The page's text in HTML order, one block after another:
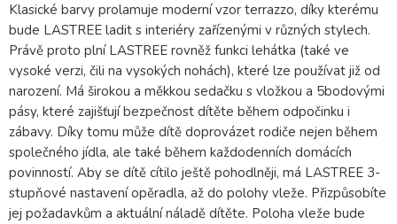
Klasické barvy prolamuje moderní vzor terrazzo, díky kterému
bude LASTREE ladit s interiéry zařízenými v různých stylech.
Právě proto plní LASTREE rovněž funkci lehátka (také ve
vysoké verzi, čili na vysokých nohách), které lze používat již od
narození. Má širokou a měkkou sedačku s vložkou a 5bodovými
pásy, které zajišťují bezpečnost dítěte během odpočinku i
zábavy. Díky tomu může dítě doprovázet rodiče nejen během
společného jídla, ale také během každodenních domácích
povinností. Aby se dítě cítilo ještě pohodlněji, má LASTREE 3-
stupňové nastavení opěradla, až do polohy vleže. Přizpůsobíte
jej požadavkům a aktuální náladě dítěte. Poloha vleže bude